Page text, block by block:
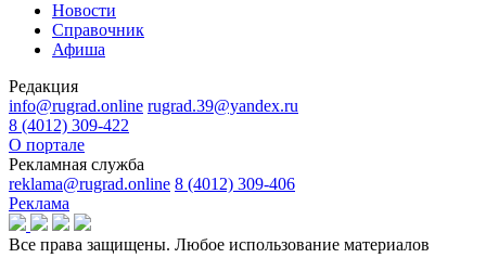
Новости
Справочник
Афиша
Редакция
info@rugrad.online rugrad.39@yandex.ru
8 (4012) 309-422
О портале
Рекламная служба
reklama@rugrad.online 8 (4012) 309-406
Реклама
Все права защищены. Любое использование материалов